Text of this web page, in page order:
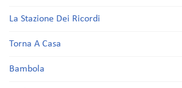
La Stazione Dei Ricordi
Torna A Casa
Bambola